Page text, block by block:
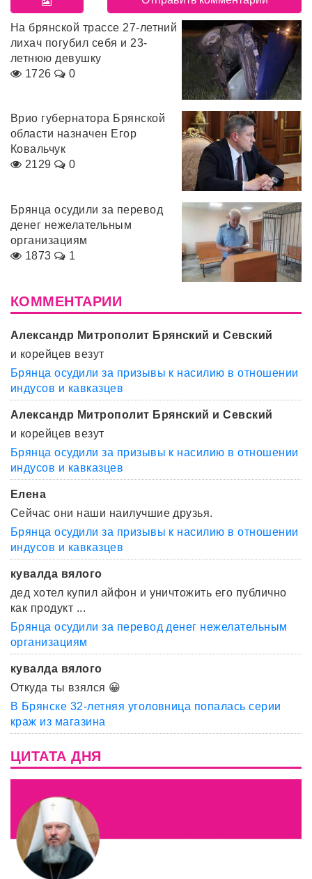
На брянской трассе 27-летний
лихач погубил себя и 23-
летнюю девушку
1726
0
Врио губернатора Брянской
области назначен Егор
Ковальчук
2129
0
Брянца осудили за перевод
денег нежелательным
организациям
1873
1
КОММЕНТАРИИ
Александр Митрополит Брянский и Севский
и корейцев везут
Брянца осудили за призывы к насилию в отношении
индусов и кавказцев
Александр Митрополит Брянский и Севский
и корейцев везут
Брянца осудили за призывы к насилию в отношении
индусов и кавказцев
Елена
Сейчас они наши наилучшие друзья.
Брянца осудили за призывы к насилию в отношении
индусов и кавказцев
кувалда вялого
дед хотел купил айфон и уничтожить его публично
как продукт ...
Брянца осудили за перевод денег нежелательным
организациям
кувалда вялого
Откуда ты взялся 😀
В Брянске 32-летняя уголовница попалась серии
краж из магазина
ЦИТАТА ДНЯ